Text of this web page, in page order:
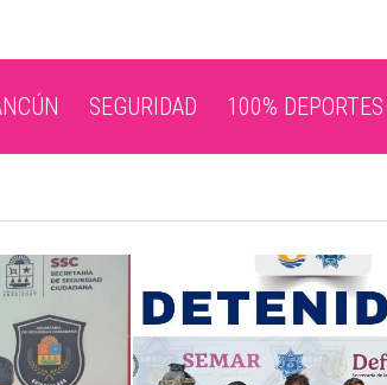
SEGURIDAD 100% DEPORTES